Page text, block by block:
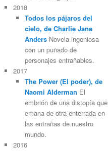
2018
Todos los pájaros del
cielo, de Charlie Jane
AndersNovela ingeniosa
con un puñado de
personajes entrañables.
2017
The Power (El poder), de
Naomi Alderman El
embrión de una distopía que
emana de otra enterrada en
las entrañas de nuestro
mundo.
2016